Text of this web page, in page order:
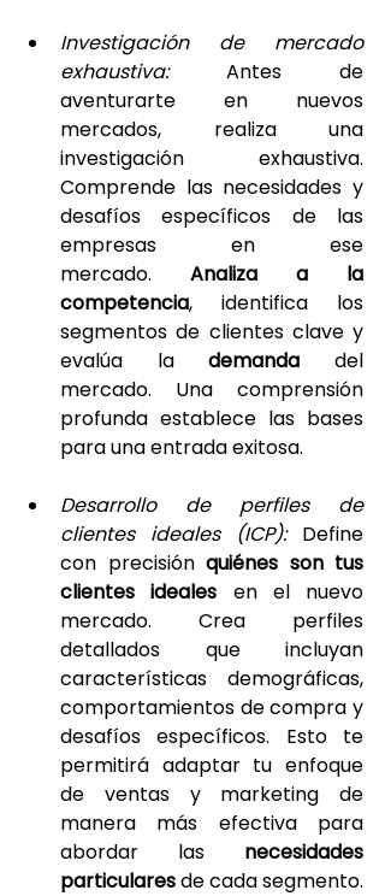
Investigación de mercado
exhaustiva: Antes de
aventurarte en nuevos
mercados, realiza una
investigación exhaustiva.
Comprende las necesidades y
desafíos específicos de las
empresas en ese
mercado. Analiza a la
competencia, identifica los
segmentos de clientes clave y
evalúa la demanda del
mercado. Una comprensión
profunda establece las bases
para una entrada exitosa.
Desarrollo de perfiles de
clientes ideales (ICP): Define
con precisión quiénes son tus
clientes ideales en el nuevo
mercado. Crea perfiles
detallados que incluyan
características demográficas,
comportamientos de compra y
desafíos específicos. Esto te
permitirá adaptar tu enfoque
de ventas y marketing de
manera más efectiva para
abordar las necesidades
particulares de cada segmento.